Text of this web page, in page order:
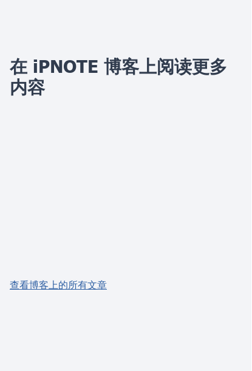
在 iPNOTE 博客上阅读更多
内容
查看博客上的所有文章